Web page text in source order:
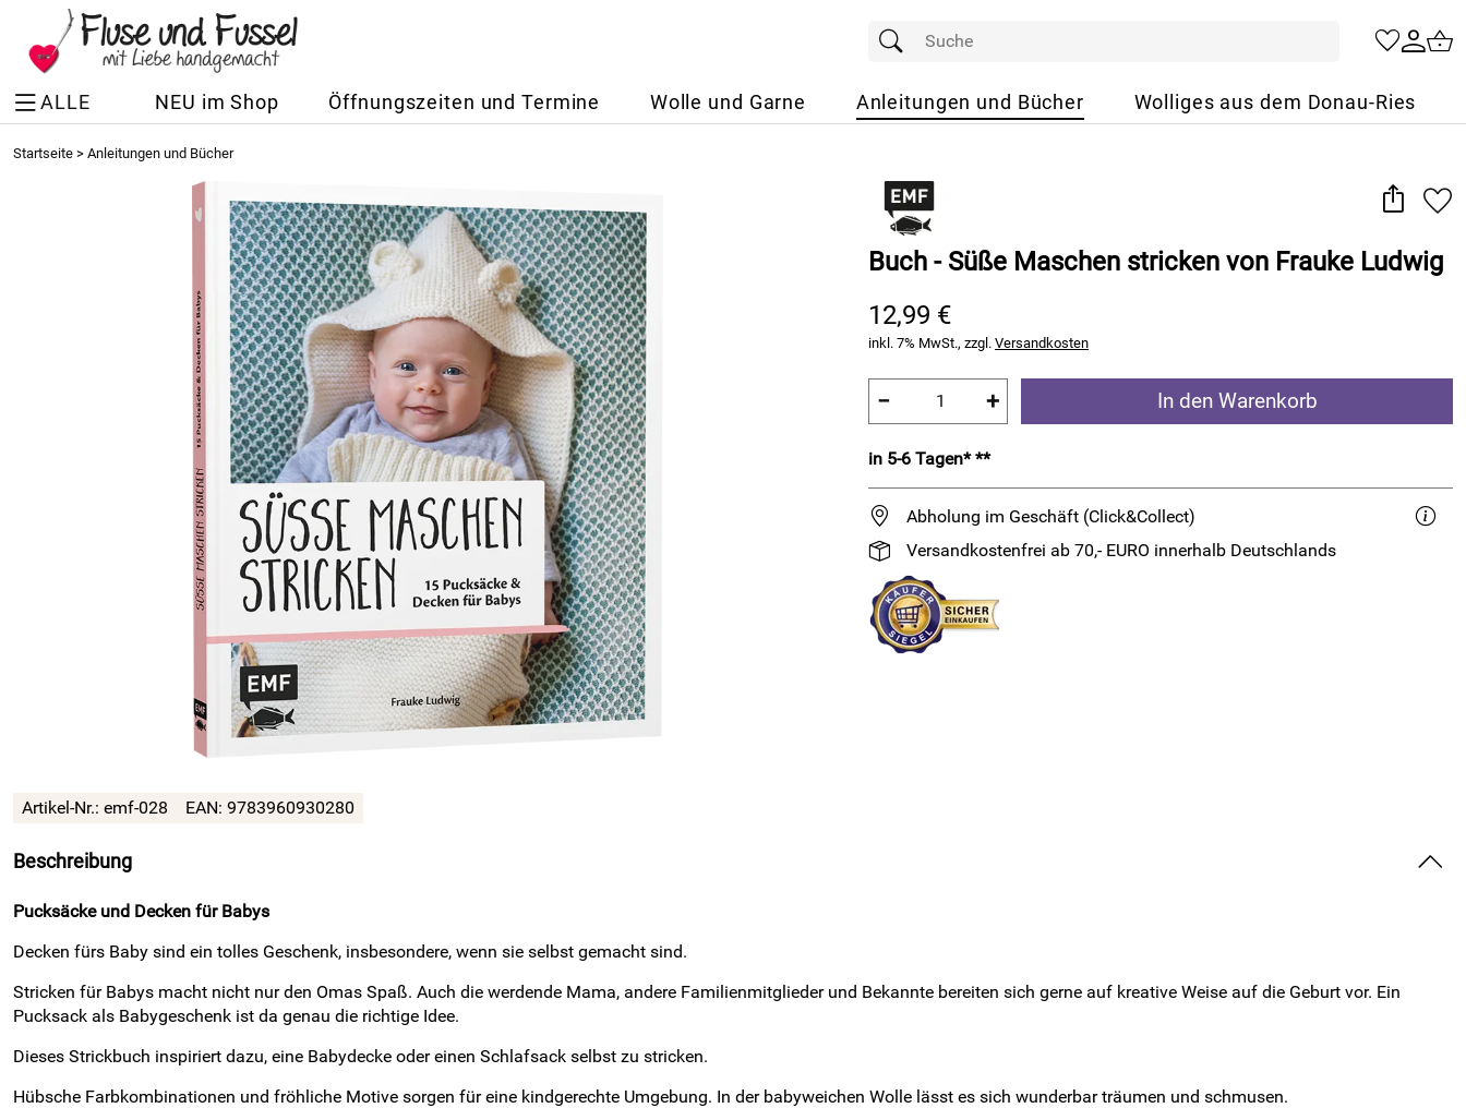
ALLE NEU im Shop Öffnungszeiten und Termine Wolle und Garne Anleitungen und Bücher Wolliges aus dem Donau-Ries
Startseite > Anleitungen und Bücher
Buch - Süße Maschen stricken von Frauke Ludwig
12,99 €
inkl. 7% MwSt., zzgl. Versandkosten
− + In den Warenkorb
in 5-6 Tagen* **
Abholung im Geschäft (Click&Collect)
Versandkostenfrei ab 70,- EURO innerhalb Deutschlands
Artikel-Nr.: emf-028 EAN: 9783960930280
Beschreibung
Pucksäcke und Decken für Babys
Decken fürs Baby sind ein tolles Geschenk, insbesondere, wenn sie selbst gemacht sind.
Stricken für Babys macht nicht nur den Omas Spaß. Auch die werdende Mama, andere Familienmitglieder und Bekannte bereiten sich gerne auf kreative Weise auf die Geburt vor. Ein
Pucksack als Babygeschenk ist da genau die richtige Idee.
Dieses Strickbuch inspiriert dazu, eine Babydecke oder einen Schlafsack selbst zu stricken.
Hübsche Farbkombinationen und fröhliche Motive sorgen für eine kindgerechte Umgebung. In der babyweichen Wolle lässt es sich wunderbar träumen und schmusen.